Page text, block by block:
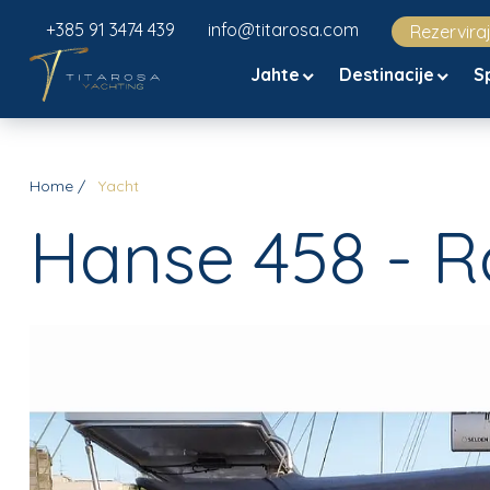
+385 91 3474 439 info@titarosa.com
Jahte
Destinacije
Home Yacht
Hanse 458 -